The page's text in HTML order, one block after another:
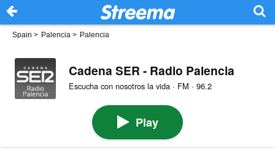
Spain > Palencia > Palencia
Cadena SER - Radio Palencia
Escucha con nosotros la vida · FM · 96.2
Play